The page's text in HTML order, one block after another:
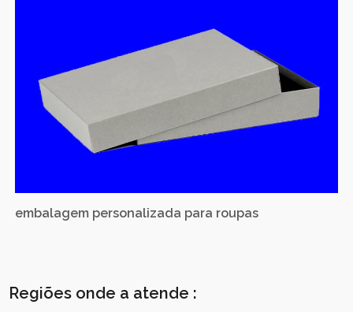
embalagem personalizada para roupas
Regiões onde a atende :